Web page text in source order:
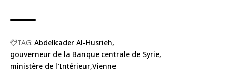
TAG: Abdelkader Al‑Husrieh
gouverneur de la Banque centrale de Syrie
ministère de l’Intérieur Vienne